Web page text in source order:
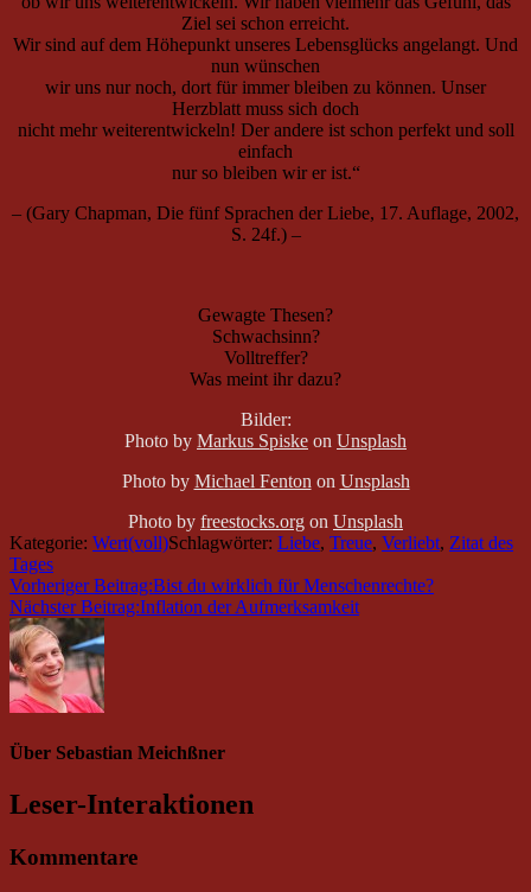
Ziel sei schon erreicht.
Wir sind auf dem Höhepunkt unseres Lebensglücks angelangt. Und
nun wünschen
wir uns nur noch, dort für immer bleiben zu können. Unser
Herzblatt muss sich doch
nicht mehr weiterentwickeln! Der andere ist schon perfekt und soll
einfach
nur so bleiben wir er ist.“
– (Gary Chapman, Die fünf Sprachen der Liebe, 17. Auflage, 2002,
S. 24f.) –
Gewagte Thesen?
Schwachsinn?
Volltreffer?
Was meint ihr dazu?
Bilder:
Photo by Markus Spiske on Unsplash
Photo by Michael Fenton on Unsplash
Photo by freestocks.org on Unsplash
Kategorie: Wert(voll)Schlagwörter: Liebe, Treue, Verliebt, Zitat des
Tages
Vorheriger Beitrag:Bist du wirklich für Menschenrechte?
Nächster Beitrag:Inflation der Aufmerksamkeit
Über Sebastian Meichßner
Leser-Interaktionen
Kommentare